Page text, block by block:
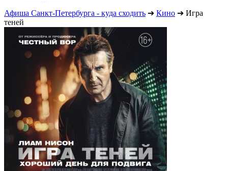
Афиша Санкт-Петербурга - куда сходить ➔ Кино ➔ Игра
теней